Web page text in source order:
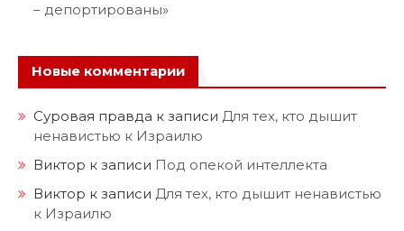
– депортированы»
Новые комментарии
Суровая правда к записи Для тех, кто дышит
ненавистью к Израилю
Виктор к записи Под опекой интеллекта
Виктор к записи Для тех, кто дышит ненавистью
к Израилю